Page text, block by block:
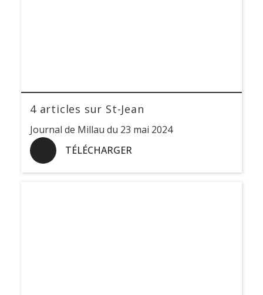
4 articles sur St-Jean
Journal de Millau du 23 mai 2024
TÉLÉCHARGER